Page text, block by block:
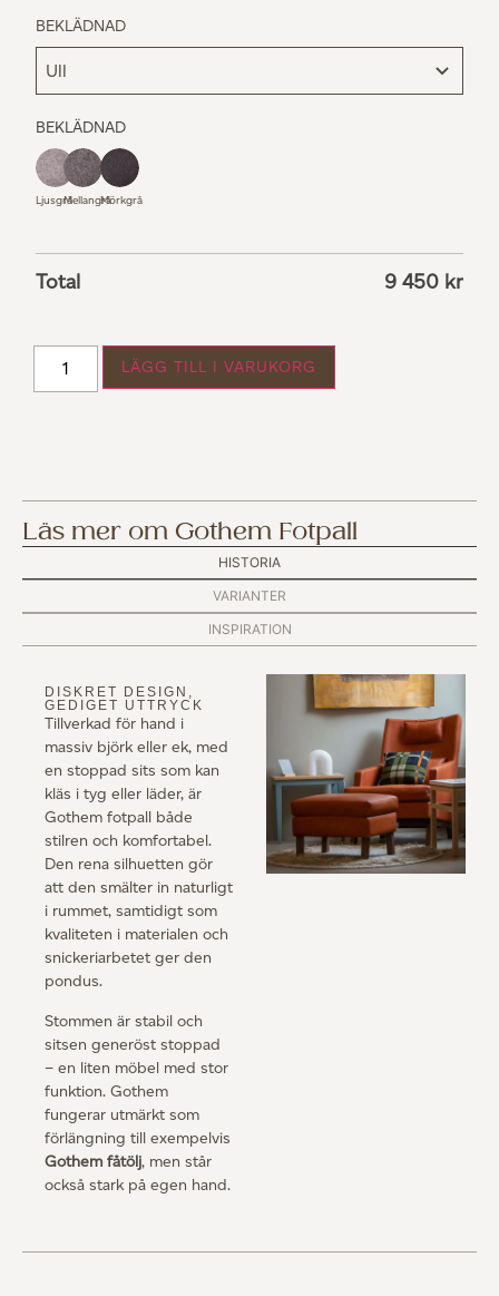
BEKLÄDNAD
BEKLÄDNAD
LjusgråMellangråMörkgrå
Total 9 450 kr
LÄGG TILL I VARUKORG
Läs mer om Gothem Fotpall
HISTORIA
VARIANTER
INSPIRATION
DISKRET DESIGN,
GEDIGET UTTRYCK
Tillverkad för hand i
massiv björk eller ek, med
en stoppad sits som kan
kläs i tyg eller läder, är
Gothem fotpall både
stilren och komfortabel.
Den rena silhuetten gör
att den smälter in naturligt
i rummet, samtidigt som
kvaliteten i materialen och
snickeriarbetet ger den
pondus.
Stommen är stabil och
sitsen generöst stoppad
– en liten möbel med stor
funktion. Gothem
fungerar utmärkt som
förlängning till exempelvis
Gothem fåtölj, men står
också stark på egen hand.